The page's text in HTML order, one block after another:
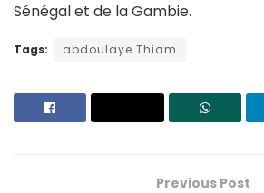
Sénégal et de la Gambie.
Tags: abdoulaye Thiam
Previous Post